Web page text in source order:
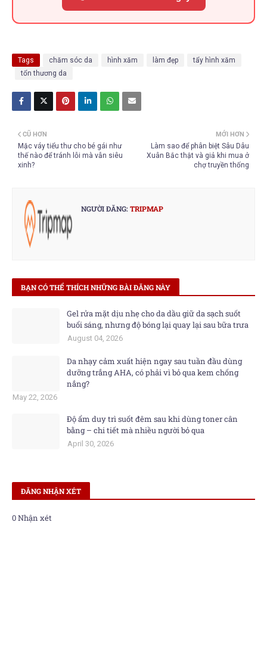
Tags chăm sóc da hình xăm làm đẹp
tẩy hình xăm
tổn thương da
MỚI HƠN
Làm sao để phân biệt Sâu Dâu
Xuân Bắc thật và giả khi mua ở
chợ truyền thống
CŨ HƠN
Mặc váy tiểu thư cho bé gái như
thế nào để tránh lỗi mà vẫn siêu
xinh?
NGƯỜI ĐĂNG:TRIPMAP
BẠN CÓ THỂ THÍCH NHỮNG BÀI ĐĂNG NÀY
Gel rửa mặt dịu nhẹ cho da dầu giữ da sạch suốt
buổi sáng, nhưng độ bóng lại quay lại sau bữa trưa
August 04, 2026
Da nhạy cảm xuất hiện ngay sau tuần đầu dùng
dưỡng trắng AHA, có phải vì bỏ qua kem chống
nắng?
May 22, 2026
Độ ẩm duy trì suốt đêm sau khi dùng toner cân
bằng – chi tiết mà nhiều người bỏ qua
April 30, 2026
ĐĂNG NHẬN XÉT
0 Nhận xét